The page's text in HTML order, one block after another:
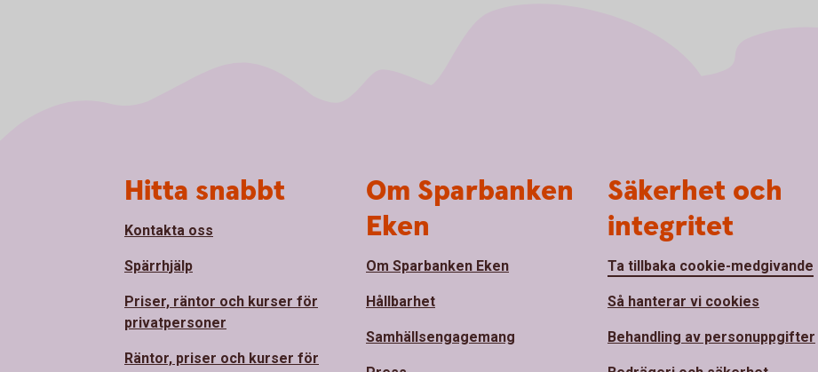
Hitta snabbt
Kontakta oss
Spärrhjälp
Priser, räntor och kurser för
privatpersoner
Räntor, priser och kurser för
Om Sparbanken
Eken
Om Sparbanken Eken
Hållbarhet
Samhällsengagemang
Säkerhet och
integritet
Ta tillbaka cookie-medgivande
Så hanterar vi cookies
Behandling av personuppgifter